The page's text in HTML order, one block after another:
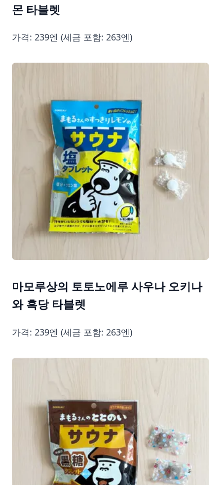
몬 타블렛
가격: 239엔 (세금 포함: 263엔)
마모루상의 토토노에루 사우나 오키나
와 흑당 타블렛
가격: 239엔 (세금 포함: 263엔)